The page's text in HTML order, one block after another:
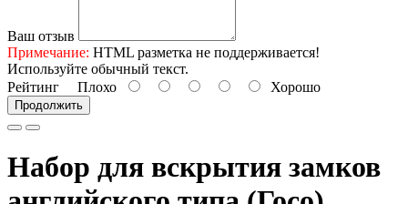
Ваш отзыв
Примечание: HTML разметка не поддерживается!
Используйте обычный текст.
Рейтинг Плохо Хорошо
Продолжить
Набор для вскрытия замков